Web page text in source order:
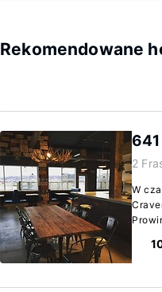
Rekomendowane
2
W